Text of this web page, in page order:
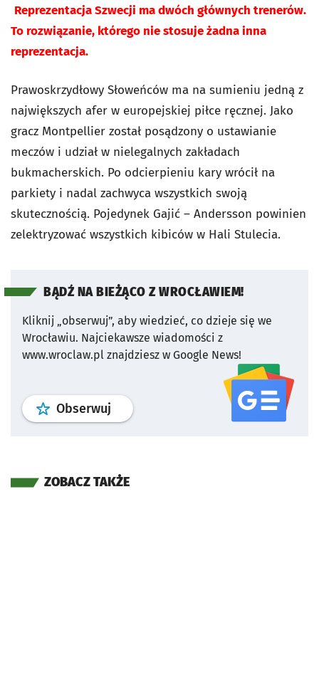
Reprezentacja Szwecji ma dwóch głównych trenerów.
To rozwiązanie, którego nie stosuje żadna inna
reprezentacja.
Prawoskrzydłowy Słoweńców ma na sumieniu jedną z
największych afer w europejskiej piłce ręcznej. Jako
gracz Montpellier został posądzony o ustawianie
meczów i udział w nielegalnych zakładach
bukmacherskich. Po odcierpieniu kary wrócił na
parkiety i nadal zachwyca wszystkich swoją
skutecznością. Pojedynek Gajić – Andersson powinien
zelektryzować wszystkich kibiców w Hali Stulecia.
BĄDŹ NA BIEŻĄCO Z WROCŁAWIEM!
Kliknij „obserwuj”, aby wiedzieć, co dzieje się we
Wrocławiu. Najciekawsze wiadomości z
www.wroclaw.pl znajdziesz w Google News!
Obserwuj profil serwisu
ZOBACZ TAKŻE